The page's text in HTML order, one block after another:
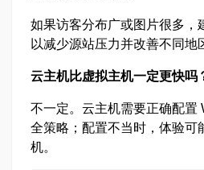
如果访客分布广或图片很多，
以减少源站压力并改善不同地
云主机比虚拟主机一定更快吗
不一定。云主机需要正确配置
全策略；配置不当时，体验可
机。